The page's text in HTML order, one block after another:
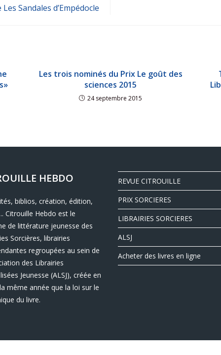
Sandales d’Empédocle
Les trois nominés du Prix Le goût des
sciences 2015
24 septembre 2015
HEBDO
biblios, création, édition,
Citrouille Hebdo est le
de littérature jeunesse des
Sorcières, librairies
regroupées au sein de
des Librairies
Jeunesse (ALSJ), créée en
même année que la loi sur le
du livre.
REVUE CITROUILLE
PRIX SORCIERES
LIBRAIRIES SORCIERES
ALSJ
Acheter des livres en ligne